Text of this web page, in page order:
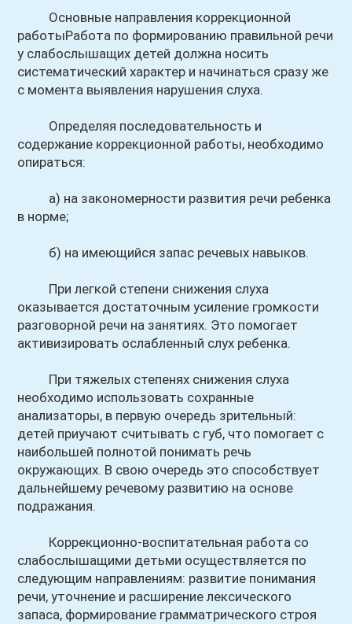
Основные направления коррекционной
работыРабота по формированию правильной речи
у слабослышащих детей должна носить
систематический характер и начинаться сразу же
с момента выявления нарушения слуха.
Определяя последовательность и
содержание коррекционной работы, необходимо
опираться:
а) на закономерности развития речи ребенка
в норме;
б) на имеющийся запас речевых навыков.
При легкой степени снижения слуха
оказывается достаточным усиление громкости
разговорной речи на занятиях. Это помогает
активизировать ослабленный слух ребенка.
При тяжелых степенях снижения слуха
необходимо использовать сохранные
анализаторы, в первую очередь зрительный:
детей приучают считывать с губ, что помогает с
наибольшей полнотой понимать речь
окружающих. В свою очередь это способствует
дальнейшему речевому развитию на основе
подражания.
Коррекционно-воспитательная работа со
слабослышащими детьми осуществляется по
следующим направлениям: развитие понимания
речи, уточнение и расширение лексического
запаса, формирование грамматрического строя